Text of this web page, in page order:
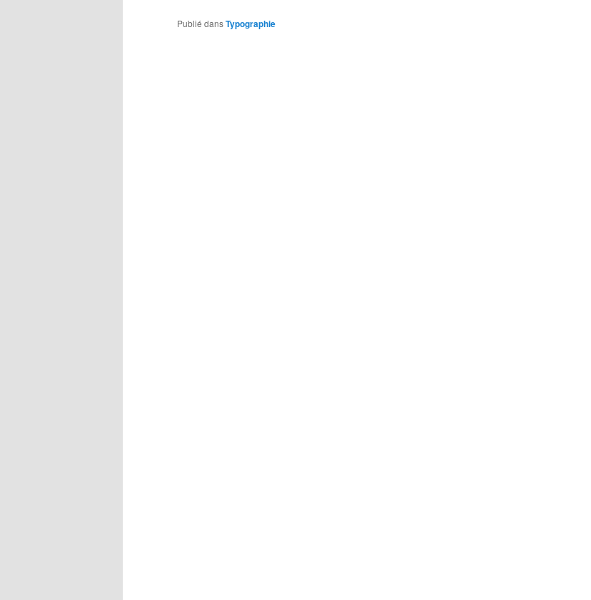
Publié dansTypographie